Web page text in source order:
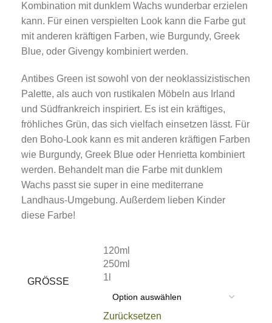
Kombination mit dunklem Wachs wunderbar erzielen
kann. Für einen verspielten Look kann die Farbe gut
mit anderen kräftigen Farben, wie Burgundy, Greek
Blue, oder Givengy kombiniert werden.
Antibes Green ist sowohl von der neoklassizistischen
Palette, als auch von rustikalen Möbeln aus Irland
und Südfrankreich inspiriert. Es ist ein kräftiges,
fröhliches Grün, das sich vielfach einsetzen lässt. Für
den Boho-Look kann es mit anderen kräftigen Farben
wie Burgundy, Greek Blue oder Henrietta kombiniert
werden. Behandelt man die Farbe mit dunklem
Wachs passt sie super in eine mediterrane
Landhaus-Umgebung. Außerdem lieben Kinder
diese Farbe!
GRÖSSE
120ml
250ml
1l
Zurücksetzen